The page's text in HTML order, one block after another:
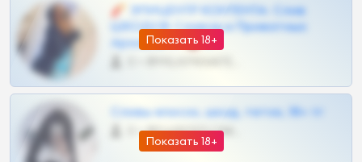
Показать 18+
🧨 ЭПИЦЕНТР КОНТЕНТА: Слив
ШКОДОВ Сливов и Приватных
Архивов ТГ 🔞💎
Показать 18+
Сливы вписок, шкод, теток, 18+ тг
0 •